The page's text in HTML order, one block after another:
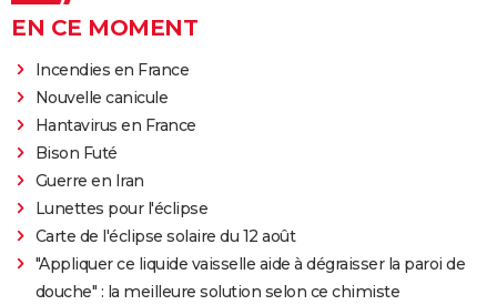
EN CE MOMENT
Incendies en France
Nouvelle canicule
Hantavirus en France
Bison Futé
Guerre en Iran
Lunettes pour l'éclipse
Carte de l'éclipse solaire du 12 août
"Appliquer ce liquide vaisselle aide à dégraisser la paroi de
douche" : la meilleure solution selon ce chimiste